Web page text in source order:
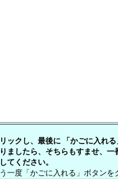
クし、最後に 「かごに入れ
ましたら、そちらもすませ、一
てください。
一度「かごに入れる」ボタン